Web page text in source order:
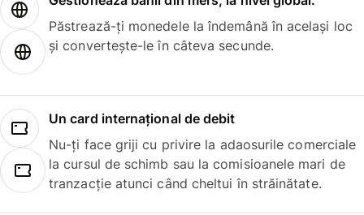
Păstrează-ți monedele la îndemână în același loc
și convertește-le în câteva secunde.
Un card internațional de debit
Nu-ți face griji cu privire la adaosurile comerciale
la cursul de schimb sau la comisioanele mari de
tranzacție atunci când cheltui în străinătate.